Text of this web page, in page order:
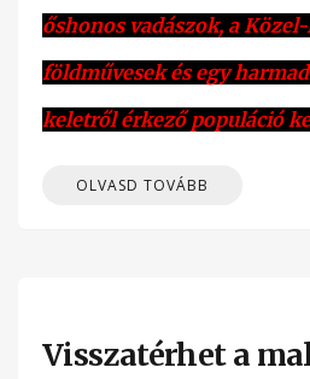
őshonos vadászok, a
földművesek és egy
keletről érkező populáció
OLVASD TOVÁBB
Visszatérhet a